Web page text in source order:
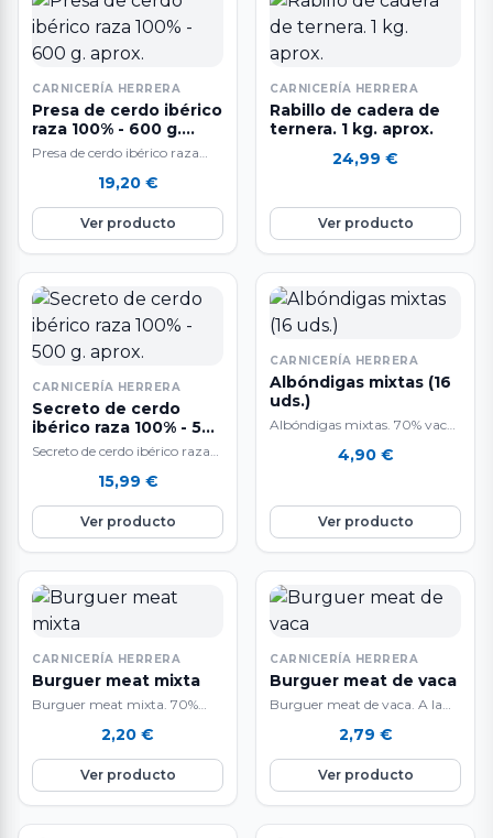
CARNICERÍA HERRERA
Presa de cerdo ibérico
raza 100% - 600 g.
aprox.
Presa de cerdo ibérico raza
600 g. aproximadamente.…
19,20 €
Ver producto
CARNICERÍA HERRERA
Rabillo de cadera de
ternera. 1 kg. aprox.
24,99 €
Ver producto
CARNICERÍA HERRERA
Secreto de cerdo
ibérico raza 100% - 500
g. aprox.
Secreto de cerdo ibérico raza
500 g. aproximadamente.…
15,99 €
Ver producto
CARNICERÍA HERRERA
Albóndigas mixtas (16
uds.)
Albóndigas mixtas. 70% vaca
bandejas de 16 unidades.…
4,90 €
Ver producto
CARNICERÍA HERRERA
Burguer meat mixta
Burguer meat mixta. 70%
por unidades de 160gr…
2,20 €
Ver producto
CARNICERÍA HERRERA
Burguer meat de vaca
Burguer meat de vaca. A la
180gr aprox. Deliciosa…
2,79 €
Ver producto